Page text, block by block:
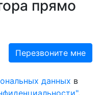
прямо
данных в
.